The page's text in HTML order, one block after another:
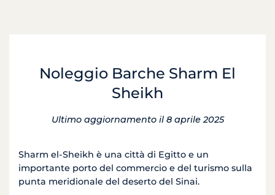
Noleggio Barche Sharm El
Sheikh
Ultimo aggiornamento il 8 aprile 2025
Sharm el-Sheikh è una città di Egitto e un
importante porto del commercio e del turismo sulla
punta meridionale del deserto del Sinai.